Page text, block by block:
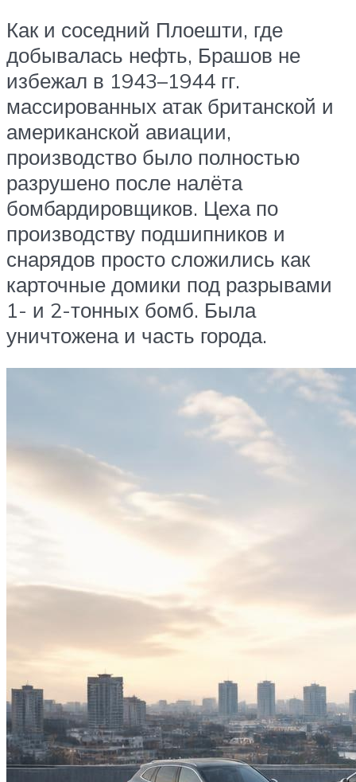
Как и соседний Плоешти, где
добывалась нефть, Брашов не
избежал в 1943–1944 гг.
массированных атак британской и
американской авиации,
производство было полностью
разрушено после налёта
бомбардировщиков. Цеха по
производству подшипников и
снарядов просто сложились как
карточные домики под разрывами
1- и 2-тонных бомб. Была
уничтожена и часть города.